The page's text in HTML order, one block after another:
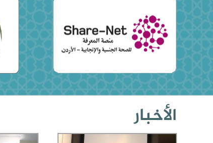
الأخبار